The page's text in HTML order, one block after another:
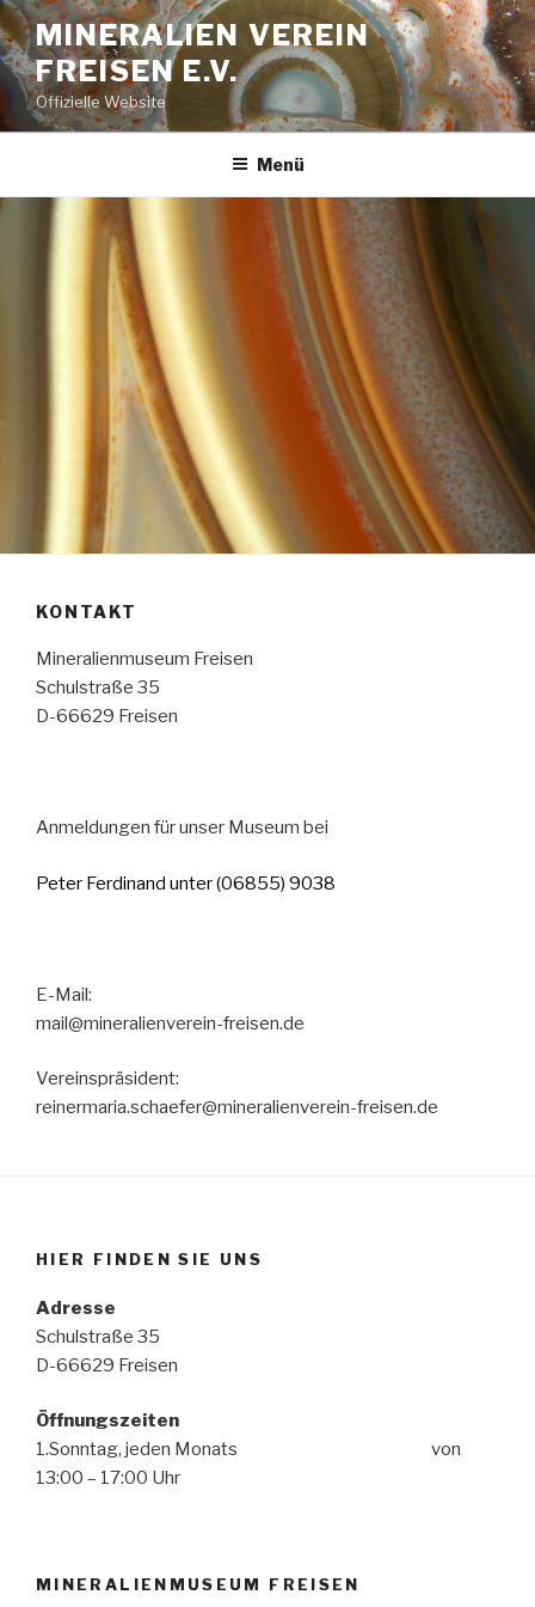
Zum
Inhalt
springen
MINERALIEN VEREIN
FREISEN E.V.
Offizielle Website
Menü
KONTAKT
Mineralienmuseum Freisen
Schulstraße 35
D-66629 Freisen
Anmeldungen für unser Museum bei
Peter Ferdinand unter (06855) 9038
E-Mail:
mail@mineralienverein-freisen.de
Vereinspräsident:
reinermaria.schaefer@mineralienverein-freisen.de
HIER FINDEN SIE UNS
Adresse
Schulstraße 35
D-66629 Freisen
Öffnungszeiten
1.Sonntag, jeden Monats von
13:00 – 17:00 Uhr
MINERALIENMUSEUM FREISEN